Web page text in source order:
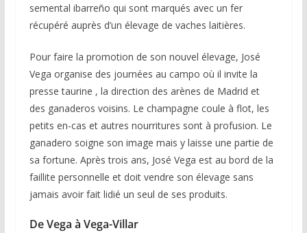
semental ibarreño qui sont marqués avec un fer
récupéré auprès d’un élevage de vaches laitières.
Pour faire la promotion de son nouvel élevage, José
Vega organise des journées au campo où il invite la
presse taurine , la direction des arènes de Madrid et
des ganaderos voisins. Le champagne coule à flot, les
petits en-cas et autres nourritures sont à profusion. Le
ganadero soigne son image mais y laisse une partie de
sa fortune. Après trois ans, José Vega est au bord de la
faillite personnelle et doit vendre son élevage sans
jamais avoir fait lidié un seul de ses produits.
De Vega à Vega-Villar